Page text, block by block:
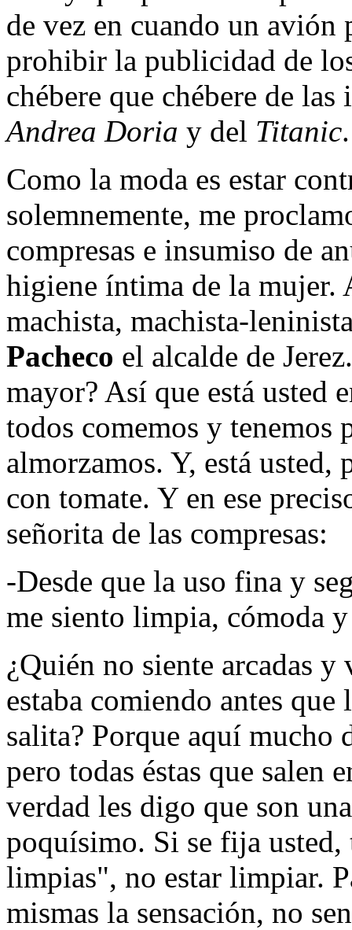
de vez en cuando un avión
prohibir la publicidad de
chébere que chébere de
Andrea Doria y del Titanic.
Como la moda es estar
solemnemente, me
compresas e insumiso de
higiene íntima de la mujer.
machista, machista-
Pacheco el alcalde de
mayor? Así que está usted
todos comemos y tenemos
almorzamos. Y, está
con tomate. Y en ese
señorita de las compresas:
-Desde que la uso fina y
me siento limpia, cómoda
¿Quién no siente arcadas
estaba comiendo antes
salita? Porque aquí mucho
pero todas éstas que salen
verdad les digo que son
poquísimo. Si se fija usted,
limpias", no estar limpiar.
mismas la sensación, no